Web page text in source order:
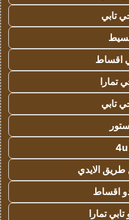
تابي
اقساط
تمارا
تابي
الايدي
اقساط
تمارا